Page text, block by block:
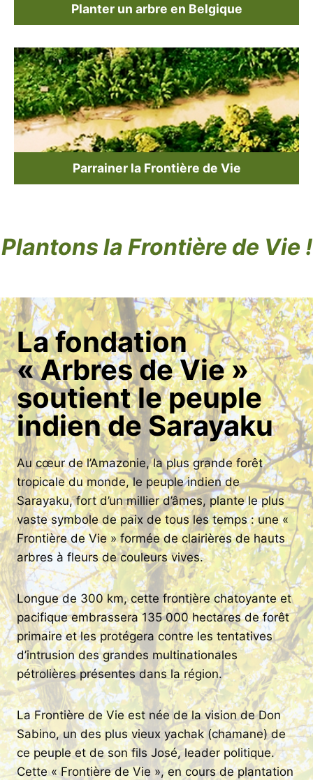
Planter un arbre en Belgique
Parrainer la Frontière de Vie
Plantons la Frontière de Vie !
La fondation
« Arbres de Vie »
soutient le peuple
indien de Sarayaku
Au cœur de l’Amazonie, la plus grande forêt
tropicale du monde, le peuple indien de
Sarayaku, fort d’un millier d’âmes, plante le plus
vaste symbole de paix de tous les temps : une «
Frontière de Vie » formée de clairières de hauts
arbres à fleurs de couleurs vives.
Longue de 300 km, cette frontière chatoyante et
pacifique embrassera 135 000 hectares de forêt
primaire et les protégera contre les tentatives
d’intrusion des grandes multinationales
pétrolières présentes dans la région.
La Frontière de Vie est née de la vision de Don
Sabino, un des plus vieux yachak (chamane) de
ce peuple et de son fils José, leader politique.
Cette « Frontière de Vie », en cours de plantation